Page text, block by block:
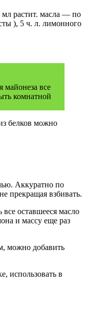
мл растит. масла — по
), 5 ч. л. лимонного
все
комнатной
белков можно
Аккуратно по
прекращая взбивать.
все оставшееся масло
и массу еще раз
можно добавить
использовать в